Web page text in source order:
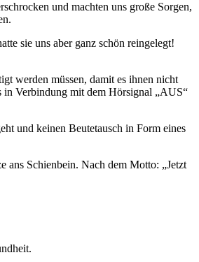
und machten uns große Sorgen,
sie uns aber ganz schön reingelegt!
werden müssen, damit es ihnen nicht
in Verbindung mit dem Hörsignal „AUS“
und keinen Beutetausch in Form eines
ans Schienbein. Nach dem Motto: „Jetzt